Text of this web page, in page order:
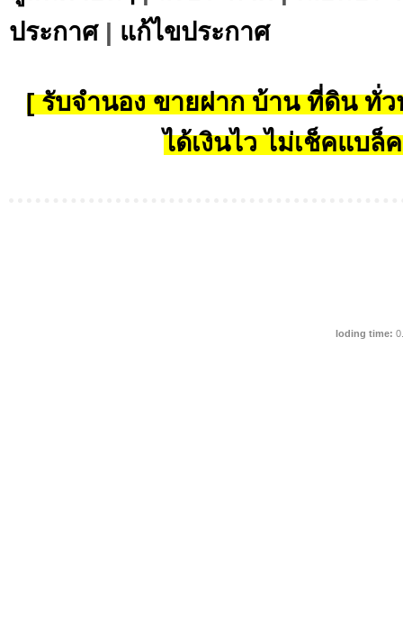
ประกาศ| แก้ไขประกาศ
[ รับจำนอง ขายฝาก บ้าน ที่ดิน ทั่ว
ได้เงินไว ไม่เช็คแบล็
loding time: